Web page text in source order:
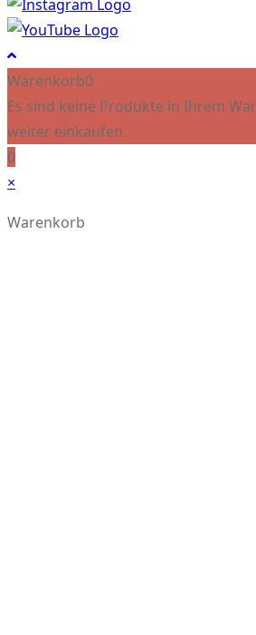
Warenkorb0
Es sind keine Produkte in Ihrem
weiter einkaufen
0
×
Warenkorb